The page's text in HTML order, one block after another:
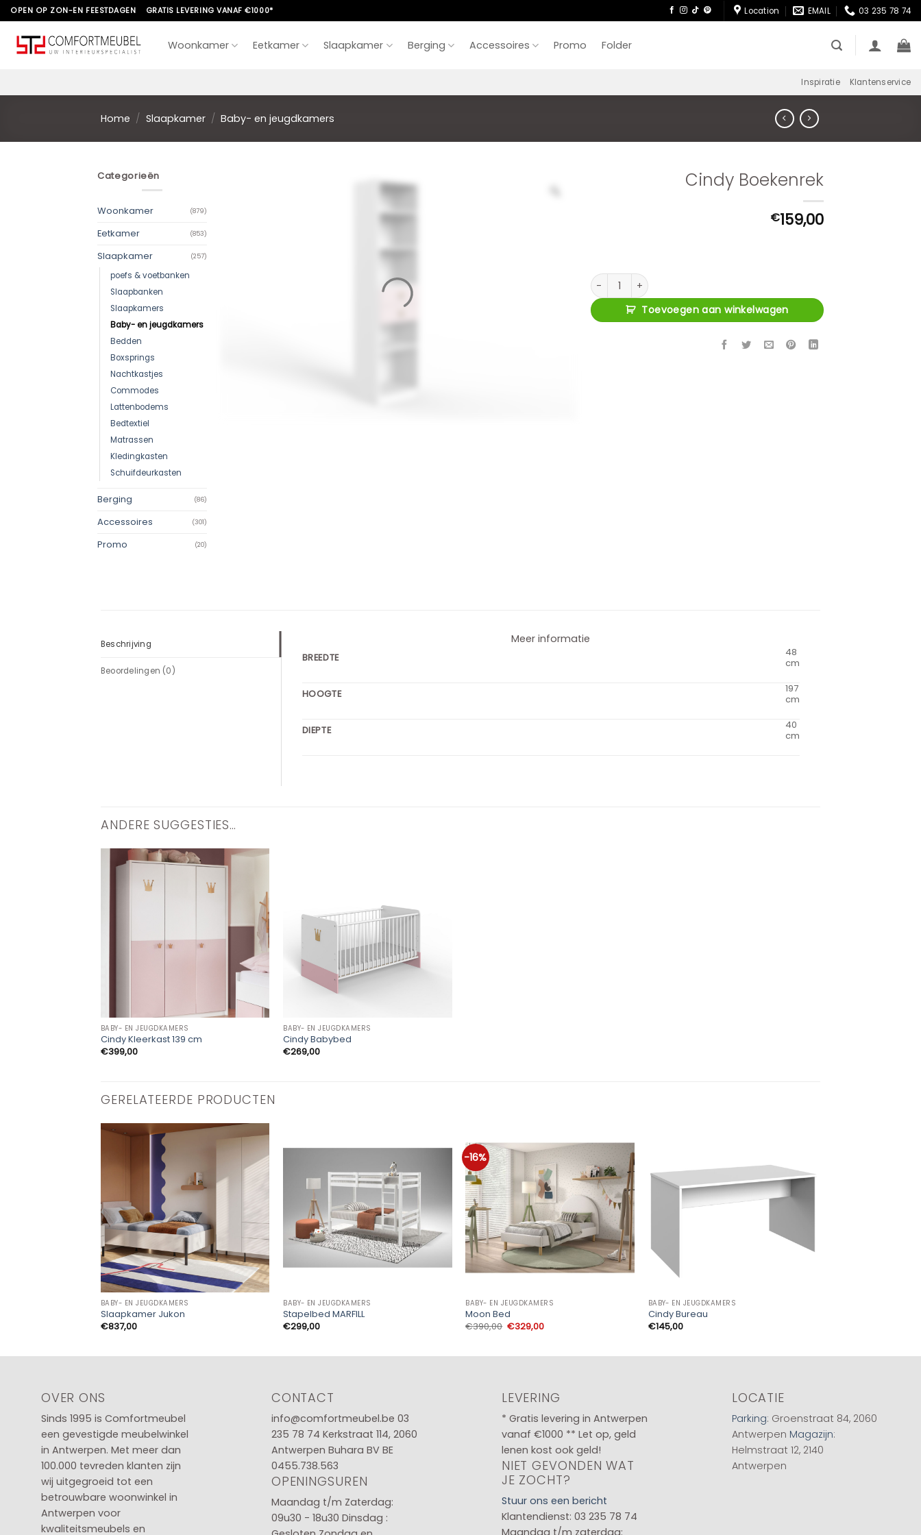
Skip
to
content
OPEN OP ZON-EN FEESTDAGEN GRATIS LEVERING VANAF €1000* Location EMAIL 03 235 78 74
Woonkamer Eetkamer Slaapkamer Berging Accessoires Promo Folder
Inspiratie Klantenservice
Home / Slaapkamer / Baby- en jeugdkamers
Categorieën
Woonkamer (879)
Eetkamer (853)
Slaapkamer (257)
poefs & voetbanken
Slaapbanken
Slaapkamers
Baby- en jeugdkamers
Bedden
Boxsprings
Nachtkastjes
Commodes
Lattenbodems
Bedtextiel
Matrassen
Kledingkasten
Schuifdeurkasten
Berging (86)
Accessoires (301)
Promo (20)
Cindy Boekenrek
€159,00
Cindy Boekenrek aantal
Toevoegen aan winkelwagen
Beschrijving
Beoordelingen (0)
Meer informatie
BREEDTE
48
cm
HOOGTE
197
cm
DIEPTE
40
cm
ANDERE SUGGESTIES…
BABY- EN JEUGDKAMERS
Cindy Kleerkast 139 cm
€399,00
BABY- EN JEUGDKAMERS
Cindy Babybed
€269,00
GERELATEERDE PRODUCTEN
BABY- EN JEUGDKAMERS
Slaapkamer Jukon
€837,00
BABY- EN JEUGDKAMERS
Stapelbed MARFILL
€299,00
-16%
BABY- EN JEUGDKAMERS
Moon Bed
€390,00 Oorspronkelijke
prijs
€329,00Huidige
BABY- EN JEUGDKAMERS
Cindy Bureau
€145,00
OVER ONS
Sinds 1995 is Comfortmeubel
een gevestigde meubelwinkel
in Antwerpen. Met meer dan
100.000 tevreden klanten zijn
wij uitgegroeid tot een
betrouwbare woonwinkel in
Antwerpen voor
kwaliteitsmeubels en
CONTACT
info@comfortmeubel.be 03
235 78 74 Kerkstraat 114, 2060
Antwerpen Buhara BV BE
0455.738.563
OPENINGSUREN
Maandag t/m Zaterdag:
09u30 - 18u30 Dinsdag :
LEVERING
* Gratis levering in Antwerpen
vanaf €1000 ** Let op, geld
lenen kost ook geld!
NIET GEVONDEN WAT
JE ZOCHT?
Stuur ons een bericht
Klantendienst: 03 235 78 74
LOCATIE
Parking: Groenstraat 84, 2060
Antwerpen Magazijn:
Helmstraat 12, 2140
Antwerpen